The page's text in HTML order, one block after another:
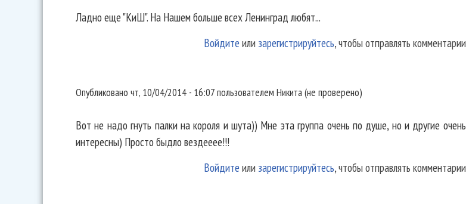
Ладно еще "КиШ". На Нашем больше всех Ленинград любят...
Войдите или зарегистрируйтесь, чтобы отправлять комментарии
Опубликовано чт, 10/04/2014 - 16:07пользователем Никита (не проверено)
Вот не надо гнуть палки на короля и шута)) Мне эта группа очень по душе, но и другие очень
интересны) Просто быдло вездееее!!!
Войдите или зарегистрируйтесь, чтобы отправлять комментарии